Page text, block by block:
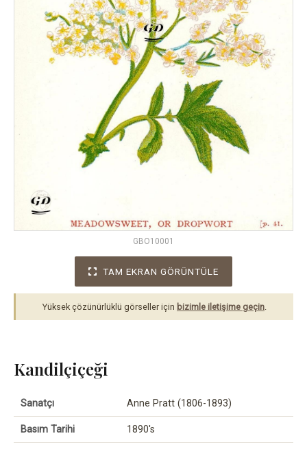
GBO10001
TAM EKRAN GÖRÜNTÜLE
Yüksek çözünürlüklü görseller için bizimle iletişime geçin.
Kandilçiçeği
Sanatçı Anne Pratt (1806-1893)
Basım Tarihi 1890's